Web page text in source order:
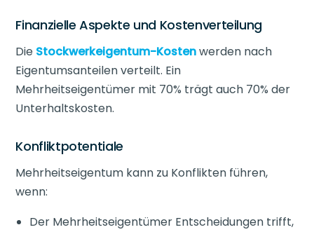
Finanzielle Aspekte und Kostenverteilung
Die Stockwerkeigentum-Kostenwerden nach
Eigentumsanteilen verteilt. Ein
Mehrheitseigentümer mit 70% trägt auch 70% der
Unterhaltskosten.
Konfliktpotentiale
Mehrheitseigentum kann zu Konflikten führen,
wenn:
Der Mehrheitseigentümer Entscheidungen trifft,